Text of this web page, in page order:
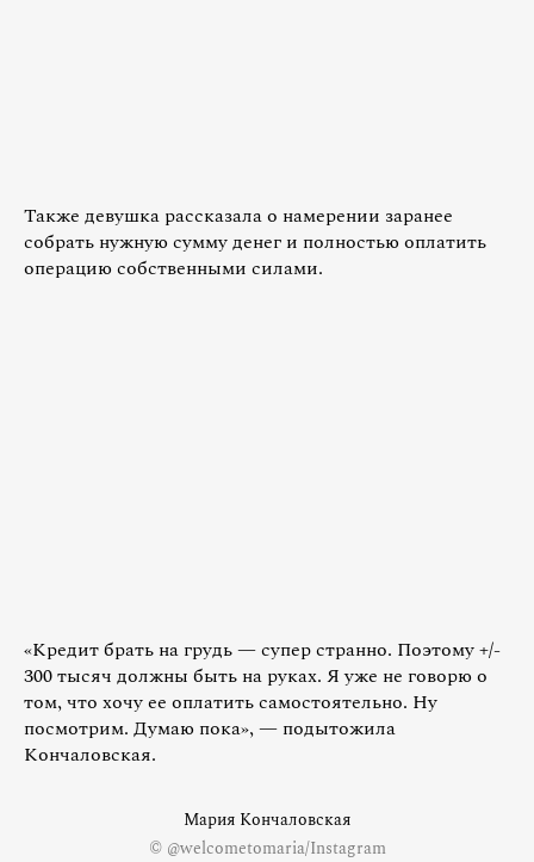
Также девушка рассказала о намерении заранее
собрать нужную сумму денег и полностью оплатить
операцию собственными силами.
«Кредит брать на грудь — супер странно. Поэтому +/-
300 тысяч должны быть на руках. Я уже не говорю о
том, что хочу ее оплатить самостоятельно. Ну
посмотрим. Думаю пока», — подытожила
Кончаловская.
Мария Кончаловская
© @welcometomaria/Instagram